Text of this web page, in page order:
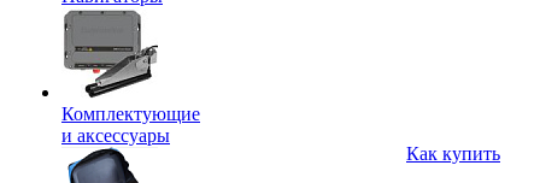
Комплектующие
и аксессуары
Как купить